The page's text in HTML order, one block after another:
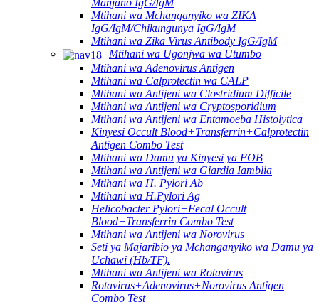
Manjano IgG/IgM
Mtihani wa Mchanganyiko wa ZIKA
IgG/IgM/Chikungunya IgG/IgM
Mtihani wa Zika Virus Antibody IgG/IgM
Mtihani wa Ugonjwa wa Utumbo
Mtihani wa Adenovirus Antigen
Mtihani wa Calprotectin wa CALP
Mtihani wa Antijeni wa Clostridium Difficile
Mtihani wa Antijeni wa Cryptosporidium
Mtihani wa Antijeni wa Entamoeba Histolytica
Kinyesi Occult Blood+Transferrin+Calprotectin
Antigen Combo Test
Mtihani wa Damu ya Kinyesi ya FOB
Mtihani wa Antijeni wa Giardia Iamblia
Mtihani wa H. Pylori Ab
Mtihani wa H.Pylori Ag
Helicobacter Pylori+Fecal Occult
Blood+Transferrin Combo Test
Mtihani wa Antijeni wa Norovirus
Seti ya Majaribio ya Mchanganyiko wa Damu ya
Uchawi (Hb/TF).
Mtihani wa Antijeni wa Rotavirus
Rotavirus+Adenovirus+Norovirus Antigen
Combo Test